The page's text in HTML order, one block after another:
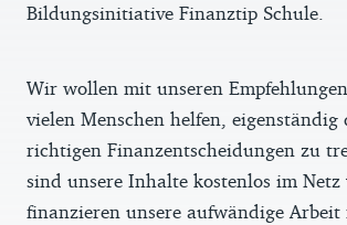
Bildungsinitiative Finanztip Schule.
Wir wollen mit unseren
vielen Menschen helfen, eigenständig
richtigen Finanzentscheidungen zu
sind unsere Inhalte kostenlos im
finanzieren unsere aufwändige Arbeit